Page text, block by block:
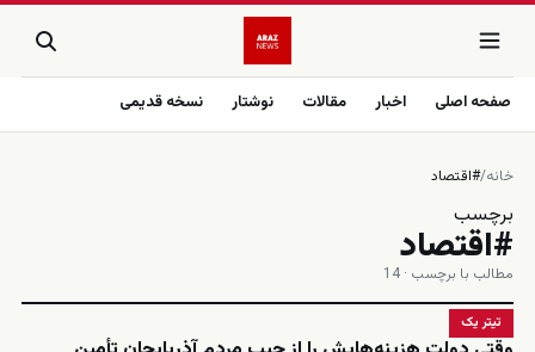
صفحه اصلی اخبار مقالات نوشتار نسخه قدیمی
خانه/#اقتصاد
برچسب
#اقتصاد
مطالب با برچسب · 14
تیتر یک